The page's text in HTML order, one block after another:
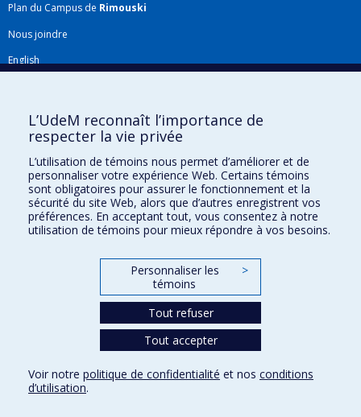
Plan du Campus de Rimouski
Nous joindre
English
Plan du site
Accessibilité
Gabarits et image de marque
Agenda FMV & calendrier académique
La Faculté de médecine vétérinaire de l'Université de Montréal détient
l'agrément completde l'AVMAet est membre de l'AAVMC.
Conditions d’utilisation
L’UdeM reconnaît l’importance de
respecter la vie privée
L’utilisation de témoins nous permet d’améliorer et de
personnaliser votre expérience Web. Certains témoins
sont obligatoires pour assurer le fonctionnement et la
sécurité du site Web, alors que d’autres enregistrent vos
préférences. En acceptant tout, vous consentez à notre
utilisation de témoins pour mieux répondre à vos besoins.
Personnaliser les
témoins
>
Tout refuser
Tout accepter
Voir notre politique de confidentialité et nos conditions
d’utilisation.